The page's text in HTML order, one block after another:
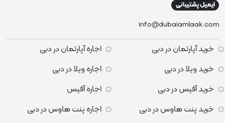
ایمیل پشتیبانی
info@dubaiamlaak.com
خرید آپارتمان در دبی
خرید ویلا در دبی
خرید آفیس در دبی
خرید پنت هاوس در دبی
اجاره آپارتمان در دبی
اجاره ویلا در دبی
اجاره آفیس
اجاره پنت هاوس در دبی